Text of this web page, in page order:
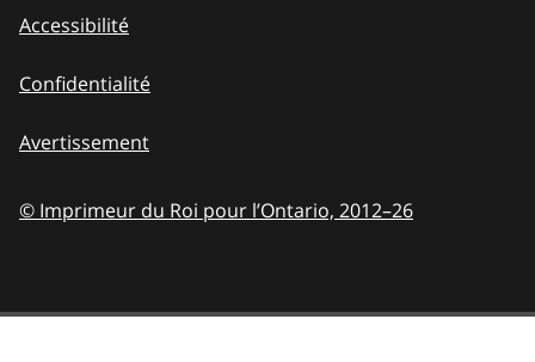
Accessibilité
Confidentialité
Avertissement
© Imprimeur du Roi pour l’Ontario, 2012–26